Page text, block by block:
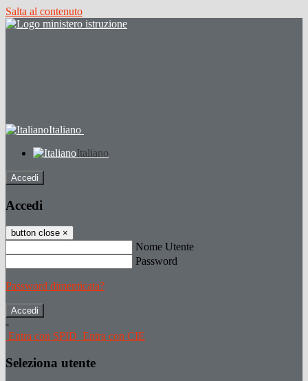
Salta al contenuto
Italiano
Italiano
Accedi
Accedi
button close ×
Nome Utente
Password
Password dimenticata?
-
Entra con SPID Entra con CIE
Seleziona utente